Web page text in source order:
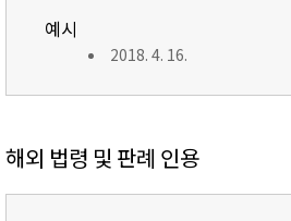
예시
2018. 4. 16.
해외 법령 및 판례 인용